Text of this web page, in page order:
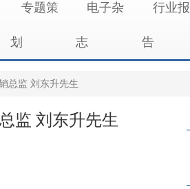
专题策
划
电子杂
志
行业报
告
总监 刘东升先生
监 刘东升先生